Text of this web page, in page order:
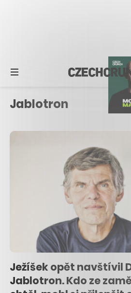
Jablotron
Ježíšek opět navštívil
Jablotron. Kdo ze